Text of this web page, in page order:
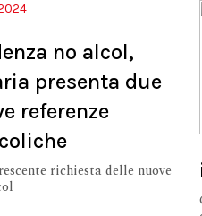
no alcol,
presenta due
referenze
richiesta delle nuove